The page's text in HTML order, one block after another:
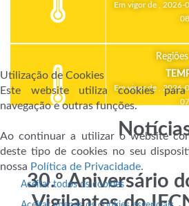
Em vigor de ,
Em vigor de ,
30.º Aniversário
Utilização de Cookies
Este website utiliza cookies
navegação e outras funções.
Ao continuar a utilizar o website
deste tipo de cookies no seu
nossa Política de Privacidade.
Aceitar todos os cookies